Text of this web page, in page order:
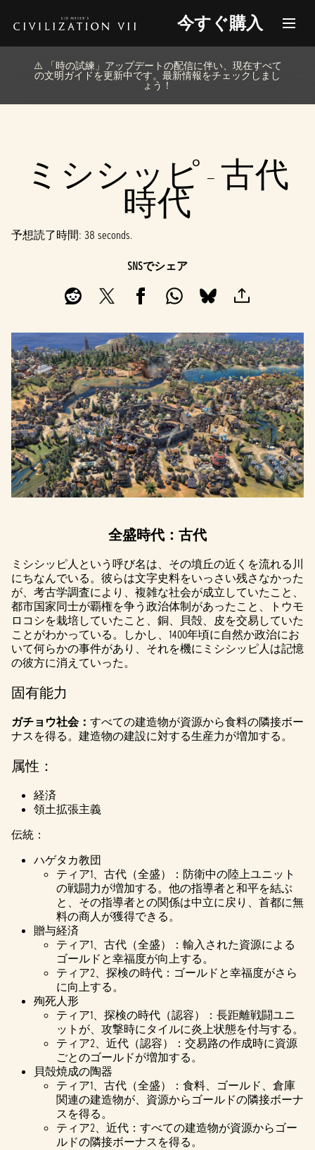
今すぐ購入
⚠️ 「時の試練」アップデートの配信に伴い、現在すべて
の文明ガイドを更新中です。最新情報をチェックしまし
ょう！
ミシシッピ - 古代
時代
予想読了時間 38 seconds
SNSでシェア
全盛時代：古代
ミシシッピ人という呼び名は、その墳丘の近くを流れる川
にちなんでいる。彼らは文字史料をいっさい残さなかった
が、考古学調査により、複雑な社会が成立していたこと、
都市国家同士が覇権を争う政治体制があったこと、トウモ
ロコシを栽培していたこと、銅、貝殻、皮を交易していた
ことがわかっている。しかし、1400年頃に自然か政治にお
いて何らかの事件があり、それを機にミシシッピ人は記憶
の彼方に消えていった。
固有能力
ガチョウ社会： すべての建造物が資源から食料の隣接ボー
ナスを得る。建造物の建設に対する生産力が増加する。
属性：
経済
領土拡張主義
伝統：
ハゲタカ教団
ティア1、古代（全盛）：防衛中の陸上ユニット
の戦闘力が増加する。他の指導者と和平を結ぶ
と、その指導者との関係は中立に戻り、首都に無
料の商人が獲得できる。
贈与経済
ティア1、古代（全盛）：輸入された資源による
ゴールドと幸福度が向上する。
ティア2、探検の時代：ゴールドと幸福度がさら
に向上する。
殉死人形
ティア1、探検の時代（認容）：長距離戦闘ユニ
ットが、攻撃時にタイルに炎上状態を付与する。
ティア2、近代（認容）：交易路の作成時に資源
ごとのゴールドが増加する。
貝殻焼成の陶器
ティア1、古代（全盛）：食料、ゴールド、倉庫
関連の建造物が、資源からゴールドの隣接ボーナ
スを得る。
ティア2、近代：すべての建造物が資源からゴー
ルドの隣接ボーナスを得る。